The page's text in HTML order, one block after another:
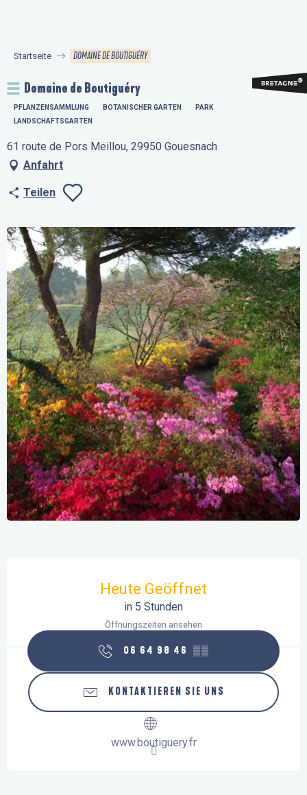
principal
Startseite DOMAINE DE BOUTIGUÉRY
Domaine de Boutiguéry
PFLANZENSAMMLUNG BOTANISCHER GARTEN
PARK
LANDSCHAFTSGARTEN
61 route de Pors Meillou, 29950 Gouesnach
Anfahrt
Teilen
Heute Geöffnet
in 5 Stunden
Öffnungszeiten ansehen
06 64 98 46 ▒▒
KONTAKTIEREN SIE UNS
www.boutiguery.fr